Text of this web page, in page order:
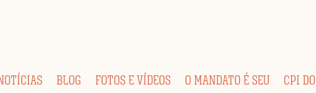
BLOG FOTOS E VÍDEOS O MANDATO É SEU CPI